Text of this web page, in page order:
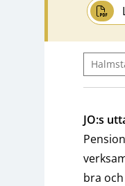
JO:s
bra